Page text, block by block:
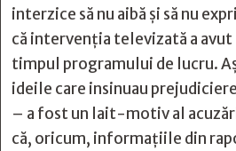
interzice să nu aibă și să nu
că intervenția televizată a avut
timpul programului de lucru.
ideile care insinuau
– a fost un lait-motiv al
că, oricum, informațiile din